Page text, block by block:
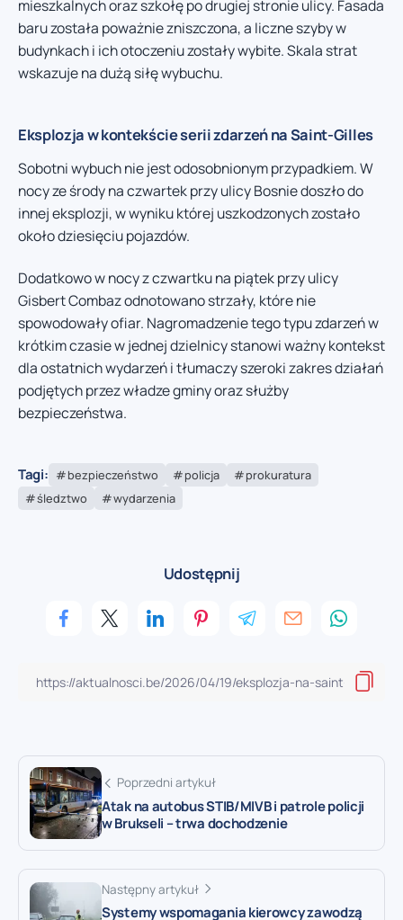
mieszkalnych oraz szkołę po drugiej stronie ulicy. Fasada
baru została poważnie zniszczona, a liczne szyby w
budynkach i ich otoczeniu zostały wybite. Skala strat
wskazuje na dużą siłę wybuchu.
Eksplozja w kontekście serii zdarzeń na Saint-Gilles
Sobotni wybuch nie jest odosobnionym przypadkiem. W
nocy ze środy na czwartek przy ulicy Bosnie doszło do
innej eksplozji, w wyniku której uszkodzonych zostało
około dziesięciu pojazdów.
Dodatkowo w nocy z czwartku na piątek przy ulicy
Gisbert Combaz odnotowano strzały, które nie
spowodowały ofiar. Nagromadzenie tego typu zdarzeń w
krótkim czasie w jednej dzielnicy stanowi ważny kontekst
dla ostatnich wydarzeń i tłumaczy szeroki zakres działań
podjętych przez władze gminy oraz służby
bezpieczeństwa.
Tagi: bezpieczeństwo policja
prokuratura
śledztwo
wydarzenia
Udostępnij
Poprzedni artykuł
Atak na autobus STIB/MIVB i patrole policji
w Brukseli – trwa dochodzenie
Następny artykuł
Systemy wspomagania kierowcy zawodzą